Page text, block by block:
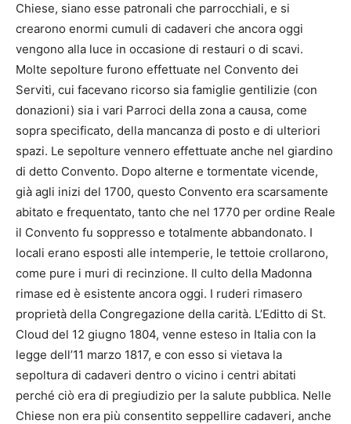
Chiese, siano esse patronali che parrocchiali, e si
crearono enormi cumuli di cadaveri che ancora oggi
vengono alla luce in occasione di restauri o di scavi.
Molte sepolture furono effettuate nel Convento dei
Serviti, cui facevano ricorso sia famiglie gentilizie (con
donazioni) sia i vari Parroci della zona a causa, come
sopra specificato, della mancanza di posto e di ulteriori
spazi. Le sepolture vennero effettuate anche nel giardino
di detto Convento. Dopo alterne e tormentate vicende,
già agli inizi del 1700, questo Convento era scarsamente
abitato e frequentato, tanto che nel 1770 per ordine Reale
il Convento fu soppresso e totalmente abbandonato. I
locali erano esposti alle intemperie, le tettoie crollarono,
come pure i muri di recinzione. Il culto della Madonna
rimase ed è esistente ancora oggi. I ruderi rimasero
proprietà della Congregazione della carità. L’Editto di St.
Cloud del 12 giugno 1804, venne esteso in Italia con la
legge dell’11 marzo 1817, e con esso si vietava la
sepoltura di cadaveri dentro o vicino i centri abitati
perché ciò era di pregiudizio per la salute pubblica. Nelle
Chiese non era più consentito seppellire cadaveri, anche